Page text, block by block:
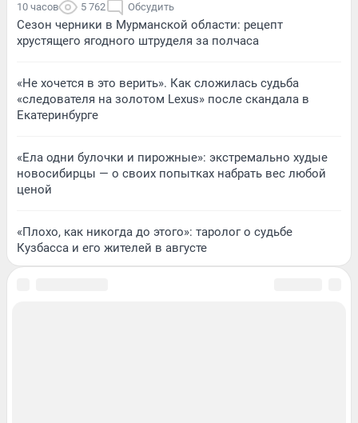
10 часов 5 762 Обсудить
Сезон черники в Мурманской области: рецепт
хрустящего ягодного штруделя за полчаса
«Не хочется в это верить». Как сложилась судьба
«следователя на золотом Lexus» после скандала в
Екатеринбурге
«Ела одни булочки и пирожные»: экстремально худые
новосибирцы — о своих попытках набрать вес любой
ценой
«Плохо, как никогда до этого»: таролог о судьбе
Кузбасса и его жителей в августе